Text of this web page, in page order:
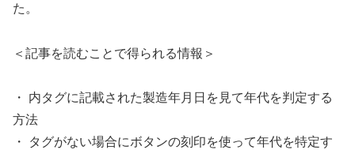
た。
＜記事を読むことで得られる情報＞
・ 内タグに記載された製造年月日を見て年代を判定する
方法
・ タグがない場合にボタンの刻印を使って年代を特定す